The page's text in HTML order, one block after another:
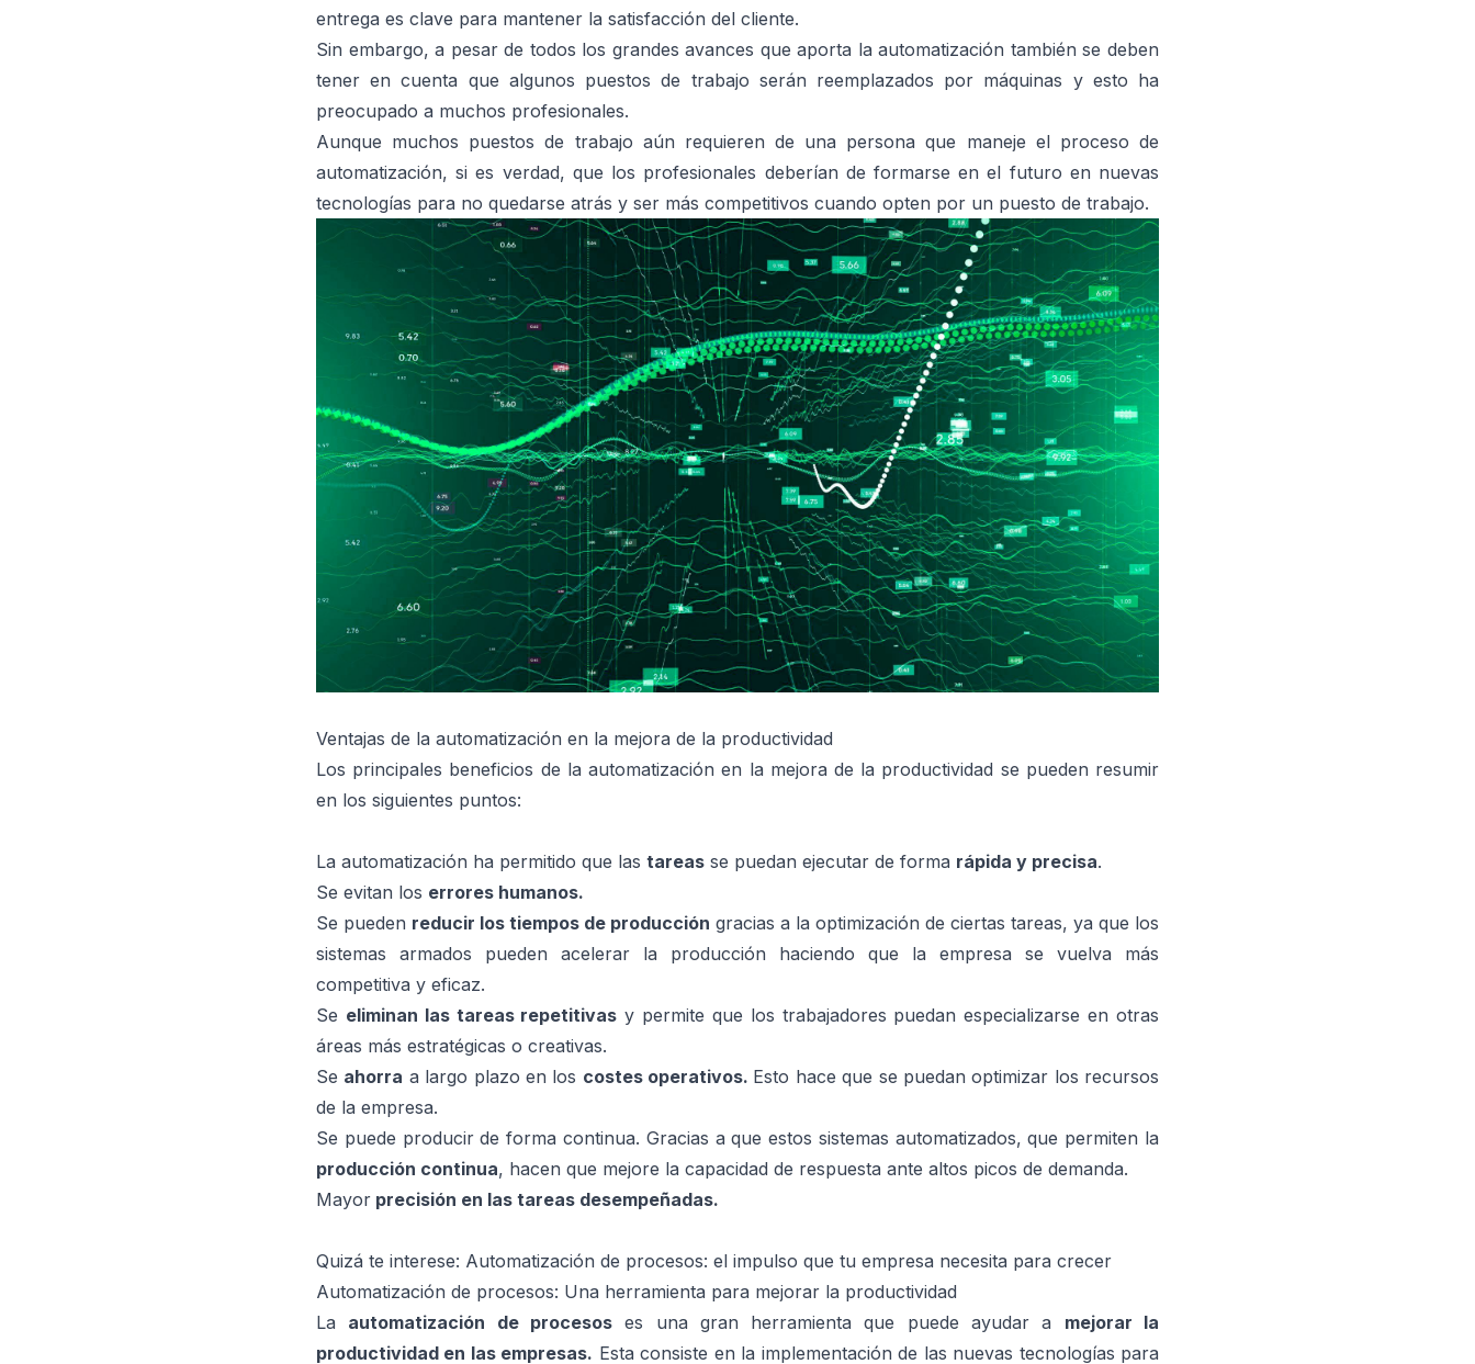
entrega es clave para mantener la satisfacción del cliente.
Sin embargo, a pesar de todos los grandes avances que aporta la automatización también se deben
tener en cuenta que algunos puestos de trabajo serán reemplazados por máquinas y esto ha
preocupado a muchos profesionales.
Aunque muchos puestos de trabajo aún requieren de una persona que maneje el proceso de
automatización, si es verdad, que los profesionales deberían de formarse en el futuro en nuevas
tecnologías para no quedarse atrás y ser más competitivos cuando opten por un puesto de trabajo.
Ventajas de la automatización en la mejora de la productividad
Los principales beneficios de la automatización en la mejora de la productividad se pueden resumir
en los siguientes puntos:
La automatización ha permitido que las tareas se puedan ejecutar de forma rápida y precisa.
Se evitan los errores humanos.
Se pueden reducir los tiempos de producción gracias a la optimización de ciertas tareas, ya que los
sistemas armados pueden acelerar la producción haciendo que la empresa se vuelva más
competitiva y eficaz.
Se eliminan las tareas repetitivas y permite que los trabajadores puedan especializarse en otras
áreas más estratégicas o creativas.
Se ahorra a largo plazo en los costes operativos. Esto hace que se puedan optimizar los recursos
de la empresa.
Se puede producir de forma continua. Gracias a que estos sistemas automatizados, que permiten la
producción continua, hacen que mejore la capacidad de respuesta ante altos picos de demanda.
Mayor precisión en las tareas desempeñadas.
Quizá te interese: Automatización de procesos: el impulso que tu empresa necesita para crecer
Automatización de procesos: Una herramienta para mejorar la productividad
La automatización de procesoses una gran herramienta que puede ayudar a mejorar la
productividad en las empresas. Esta consiste en la implementación de las nuevas tecnologías para